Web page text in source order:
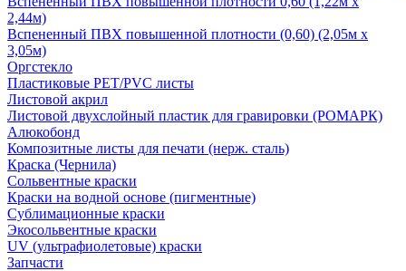
2,44м)
Вспененный ПВХ повышенной плотности (0,60) (2,05м х
3,05м)
Оргстекло
Пластиковые PET/PVC листы
Листовой акрил
Листовой двухслойный пластик для гравировки (РОМАРК)
Алюкобонд
Композитные листы для печати (нерж. сталь)
Краска (Чернила)
Сольвентные краски
Краски на водной основе (пигментные)
Сублимационные краски
Экосольвентные краски
UV (ультрафиолетовые) краски
Запчасти